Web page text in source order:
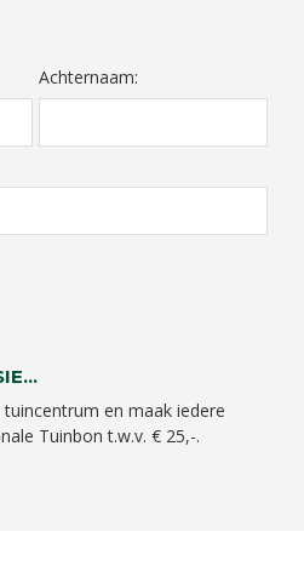
Achternaam:
en maak iedere
Tuinbon t.w.v. € 25,-.